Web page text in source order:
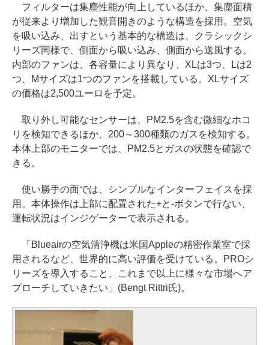
フィルターは集塵性能が向上しているほか、集塵面積
が従来より増加した観音開きのような構造を採用。空気
を吸い込み、出すという基本的な構造は、クラシックシ
リーズ同様で、側面から吸い込み、側面から送風する。
内部のファンは、各容量により異なり、XLは3つ、Lは2
つ、Mサイズは1つのファンを搭載している。XLサイズ
の価格は2,500ユーロを予定。
取り外し可能なセンサーは、PM2.5を含む微細なホコ
リを検知できるほか、200～300種類のガスを検知する。
本体上部のモニターでは、PM2.5とガスの状態を確認で
きる。
使い勝手の面では、シンプルなインターフェイスを採
用。本体操作は上部に配置された+と-ボタンで行ない、
運転状況はインジゲーターで表示される。
「Blueairの空気清浄機は米国Appleの精密作業室で採
用されるなど、世界的に高い評価を受けている。PROシ
リーズを導入すること、これまで以上に様々な市場へア
プローチしていきたい」(Bengt Rittri氏)。